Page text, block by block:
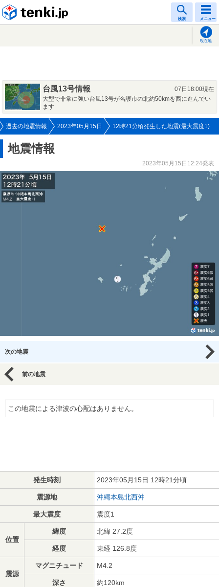
検索 メニュー
現在地
台風13号情報
07日18:00現在
大型で非常に強い台風13号が名護市の北約50kmを西に進んでい
ます
過去の地震情報 2023年05月15日 12時21分頃発生した地震(最大震度1)
地震情報
2023年05月15日12:24発表
次の地震
前の地震
この地震による津波の心配はありません。
発生時刻 2023年05月15日 12時21分頃
震源地 沖縄本島北西沖
最大震度 震度1
位置
緯度 北緯 27.2度
経度 東経 126.8度
震源
マグニチュード M4.2
深さ 約120km